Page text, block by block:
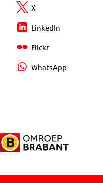
X
LinkedIn
Flickr
WhatsApp